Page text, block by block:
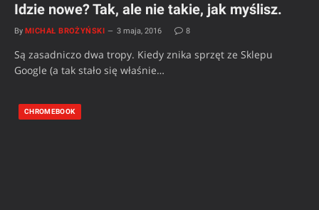
Idzie nowe? Tak, ale nie takie, jak myślisz.
By MICHAŁ BROŻYŃSKI 3 maja, 2016 8
Są zasadniczo dwa tropy. Kiedy znika sprzęt ze Sklepu
Google (a tak stało się właśnie…
CHROMEBOOK